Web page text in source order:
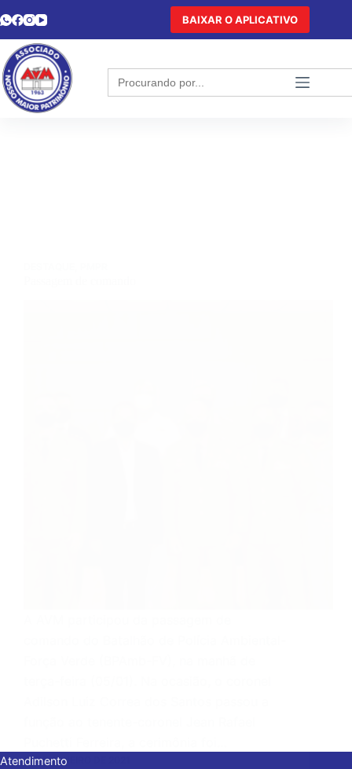
BAIXAR O APLICATIVO
Search
for:
11 DE JANEIRO DE 2021
Atendimento